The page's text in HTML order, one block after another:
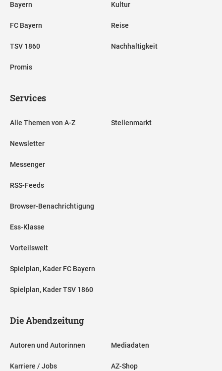
Bayern
FC Bayern
TSV 1860
Promis
Kultur
Reise
Nachhaltigkeit
Services
Alle Themen von A-Z
Newsletter
Messenger
RSS-Feeds
Browser-Benachrichtigung
Ess-Klasse
Vorteilswelt
Spielplan, Kader FC Bayern
Spielplan, Kader TSV 1860
Stellenmarkt
Die Abendzeitung
Autoren und Autorinnen
Karriere / Jobs
Mediadaten
AZ-Shop